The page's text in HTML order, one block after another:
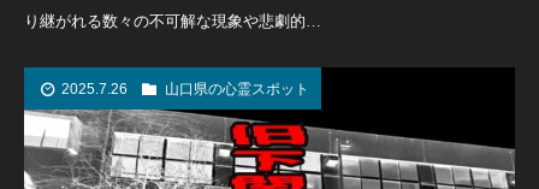
り継がれる数々の不可解な現象や悲劇的…
2025.7.26 山口県の心霊スポット